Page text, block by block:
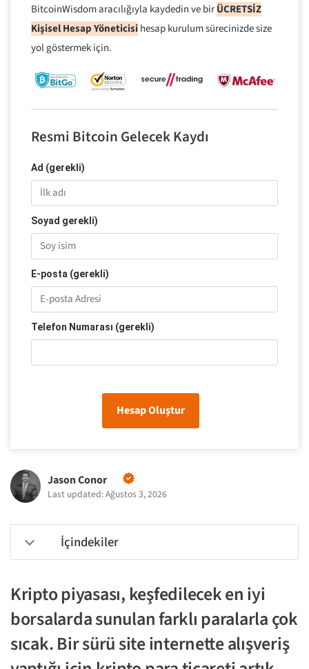
BitcoinWisdom aracılığıyla kaydedin ve birÜCRETSİZ
Kişisel Hesap Yöneticisihesap kurulum sürecinizde size
yol göstermek için.
Resmi Bitcoin Gelecek Kaydı
Ad (gerekli)
Soyad gerekli)
E-posta (gerekli)
Telefon Numarası (gerekli)
Hesap Oluştur
Jason Conor
Last updated: Ağustos 3, 2026
İçindekiler
Kripto piyasası, keşfedilecek en iyi
borsalarda sunulan farklı paralarla çok
sıcak. Bir sürü site internette alışveriş